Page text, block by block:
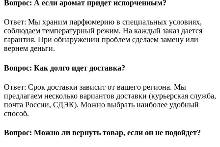
Вопрос: А если аромат придет испорченным?
Ответ: Мы храним парфюмерию в специальных условиях,
соблюдаем температурный режим. На каждый заказ дается
гарантия. При обнаружении проблем сделаем замену или
вернем деньги.
Вопрос: Как долго идет доставка?
Ответ: Срок доставки зависит от вашего региона. Мы
предлагаем несколько вариантов доставки (курьерская служба,
почта России, СДЭК). Можно выбрать наиболее удобный
способ.
Вопрос: Можно ли вернуть товар, если он не подойдет?